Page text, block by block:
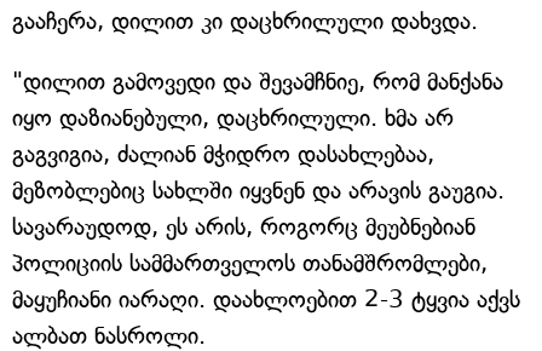
გააჩერა, დილით კი დაცხრილული დახვდა.
"დილით გამოვედი და შევამჩნიე, რომ მანქანა
იყო დაზიანებული, დაცხრილული. ხმა არ
გაგვიგია, ძალიან მჭიდრო დასახლებაა,
მეზობლებიც სახლში იყვნენ და არავის გაუგია.
სავარაუდოდ, ეს არის, როგორც მეუბნებიან
პოლიციის სამმართველოს თანამშრომლები,
მაყუჩიანი იარაღი. დაახლოებით 2-3 ტყვია აქვს
ალბათ ნასროლი.